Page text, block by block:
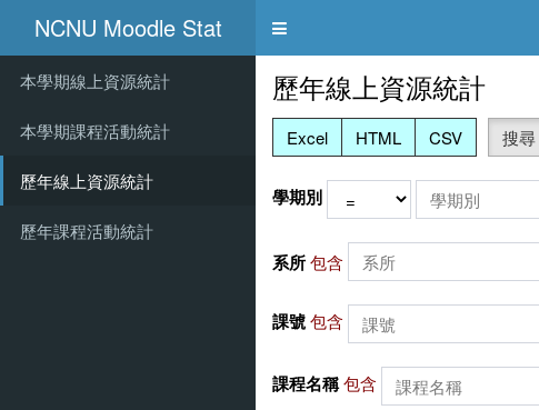
NCNU Moodle Stat
Toggle
本學期線上資源統計
本學期課程活動統計
歷年線上資源統計
歷年課程活動統計
歷年線上資源統計
Excel HTML CSV 搜尋
學期別
系所包含
課號包含
課程名稱包含